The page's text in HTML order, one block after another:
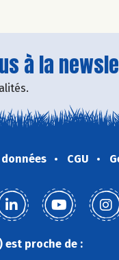
à la
CGU
est proche de :